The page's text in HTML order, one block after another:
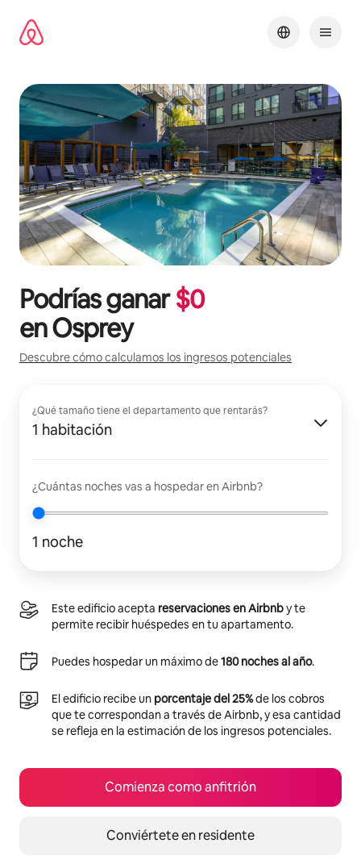
contenido
Podrías ganar$0
enOsprey
Descubre cómo calculamos los ingresos potenciales
¿Qué tamaño tiene el departamento que rentarás?
1 habitación
¿Cuántas noches vas a hospedar en Airbnb?
1 noche
Este edificio acepta reservaciones en Airbnby te
permite recibir huéspedes en tu apartamento.
Puedes hospedar un máximo de180 noches al año.
El edificio recibe un porcentaje del 25%de los cobros
que te correspondan a través de Airbnb, y esa cantidad
se refleja en la estimación de los ingresos potenciales.
Comienza como anfitrión
Conviértete en residente